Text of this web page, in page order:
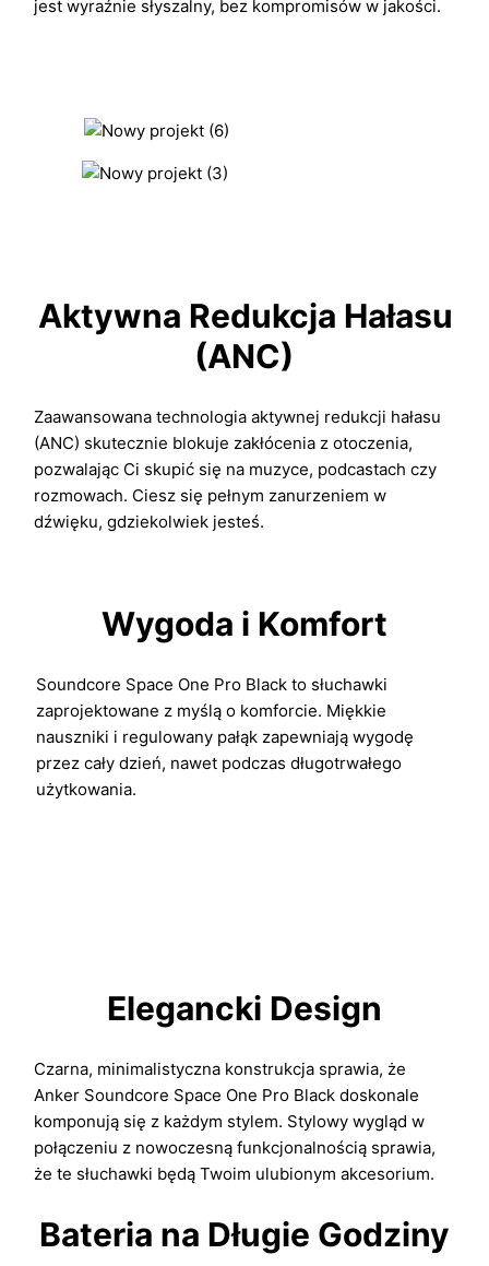
jest wyraźnie słyszalny, bez kompromisów w jakości.
Aktywna Redukcja Hałasu
(ANC)
Zaawansowana technologia aktywnej redukcji hałasu
(ANC) skutecznie blokuje zakłócenia z otoczenia,
pozwalając Ci skupić się na muzyce, podcastach czy
rozmowach. Ciesz się pełnym zanurzeniem w
dźwięku, gdziekolwiek jesteś.
Wygoda i Komfort
Soundcore Space One Pro Black to słuchawki
zaprojektowane z myślą o komforcie. Miękkie
nauszniki i regulowany pałąk zapewniają wygodę
przez cały dzień, nawet podczas długotrwałego
użytkowania.
Elegancki Design
Czarna, minimalistyczna konstrukcja sprawia, że
Anker Soundcore Space One Pro Black doskonale
komponują się z każdym stylem. Stylowy wygląd w
połączeniu z nowoczesną funkcjonalnością sprawia,
że te słuchawki będą Twoim ulubionym akcesorium.
Bateria na Długie Godziny